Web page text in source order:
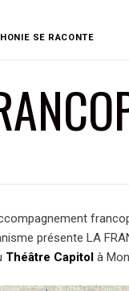
SE RACONTE
présente LA
Théâtre Capitol à